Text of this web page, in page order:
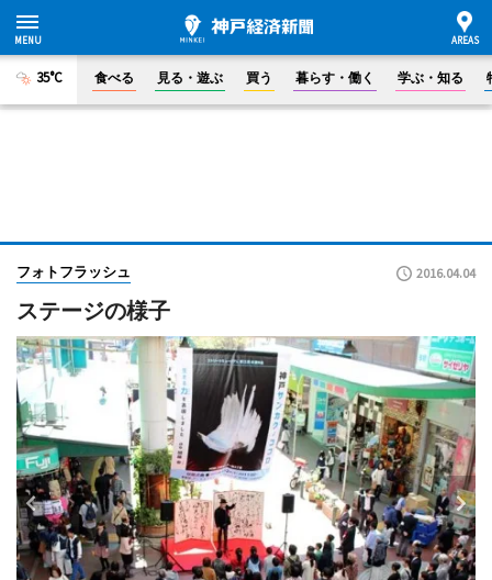
35°C 食べる 見る・遊ぶ 買う 暮らす・働く 学ぶ・知る
フォトフラッシュ 2016.04.04
ステージの様子